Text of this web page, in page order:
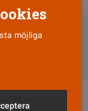
möjliga